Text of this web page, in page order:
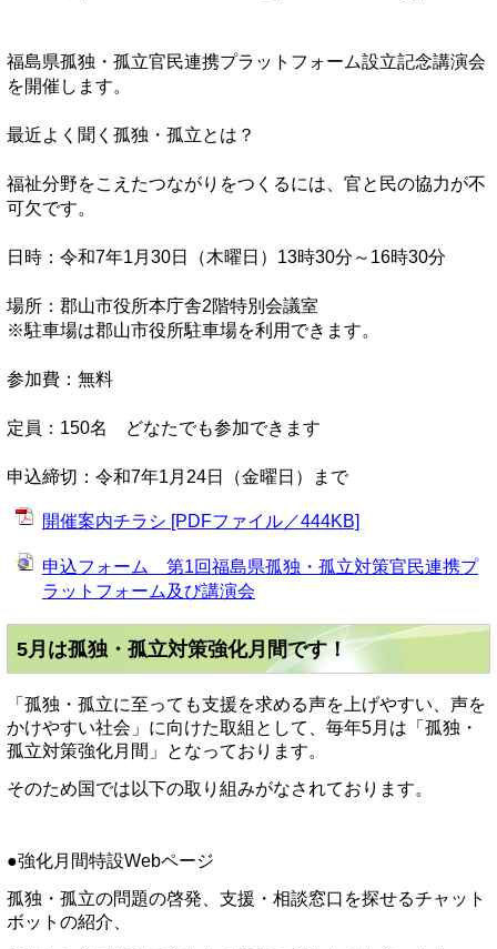
福島県孤独・孤立官民連携プラットフォーム設立記念講演会
を開催します。
最近よく聞く孤独・孤立とは？
福祉分野をこえたつながりをつくるには、官と民の協力が不
可欠です。
日時：令和7年1月30日（木曜日）13時30分～16時30分
場所：郡山市役所本庁舎2階特別会議室
※駐車場は郡山市役所駐車場を利用できます。
参加費：無料
定員：150名 どなたでも参加できます
申込締切：令和7年1月24日（金曜日）まで
開催案内チラシ [PDFファイル／444KB]
申込フォーム 第1回福島県孤独・孤立対策官民連携プ
ラットフォーム及び講演会
5月は孤独・孤立対策強化月間です！
「孤独・孤立に至っても支援を求める声を上げやすい、声を
かけやすい社会」に向けた取組として、毎年5月は「孤独・
孤立対策強化月間」となっております。
そのため国では以下の取り組みがなされております。
●強化月間特設Webページ
孤独・孤立の問題の啓発、支援・相談窓口を探せるチャット
ボットの紹介、